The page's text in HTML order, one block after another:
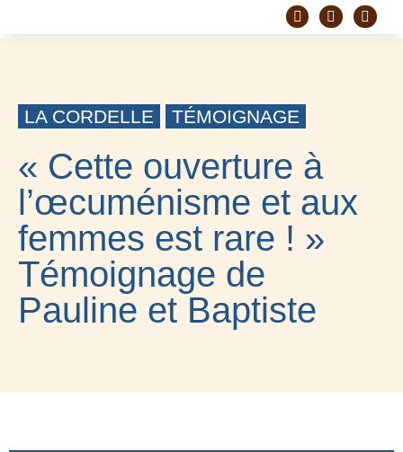
LA CORDELLE TÉMOIGNAGE
« Cette ouverture à
l’œcuménisme et aux
femmes est rare ! »
Témoignage de
Pauline et Baptiste